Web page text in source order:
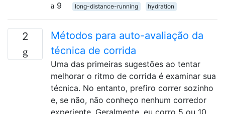
9
long-distance-running hydration
2
Métodos para auto-avaliação da
técnica de corrida
Uma das primeiras sugestões ao tentar
melhorar o ritmo de corrida é examinar sua
técnica. No entanto, prefiro correr sozinho
e, se não, não conheço nenhum corredor
experiente. Geralmente, eu corro 5 ou 10